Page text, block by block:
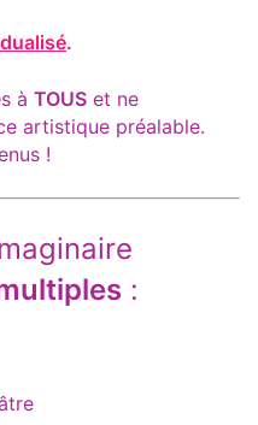
.
à TOUS et ne
artistique préalable.
!
: